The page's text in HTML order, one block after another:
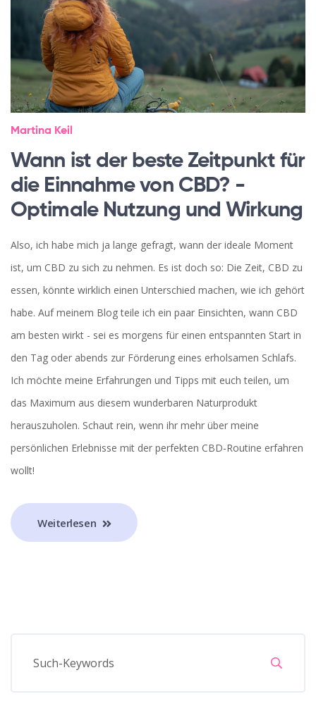
Martina Keil
Wann ist der beste Zeitpunkt für
die Einnahme von CBD? -
Optimale Nutzung und Wirkung
Also, ich habe mich ja lange gefragt, wann der ideale Moment
ist, um CBD zu sich zu nehmen. Es ist doch so: Die Zeit, CBD zu
essen, könnte wirklich einen Unterschied machen, wie ich gehört
habe. Auf meinem Blog teile ich ein paar Einsichten, wann CBD
am besten wirkt - sei es morgens für einen entspannten Start in
den Tag oder abends zur Förderung eines erholsamen Schlafs.
Ich möchte meine Erfahrungen und Tipps mit euch teilen, um
das Maximum aus diesem wunderbaren Naturprodukt
herauszuholen. Schaut rein, wenn ihr mehr über meine
persönlichen Erlebnisse mit der perfekten CBD-Routine erfahren
wollt!
Weiterlesen